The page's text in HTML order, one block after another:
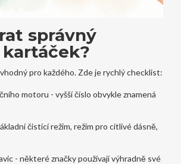
správný
pro každého. Zde je rychlý checklist:
motoru - vyšší číslo obvykle znamená
čistící režim, režim pro citlivé dásně,
- některé značky používají výhradně své